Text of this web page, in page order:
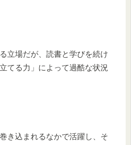
立場だが、読書と学びを続け
てる力」によって過酷な状況
き込まれるなかで活躍し、そ